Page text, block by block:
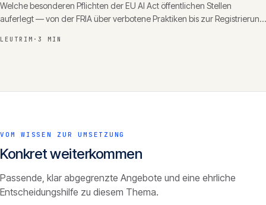
Welche besonderen Pflichten der EU AI Act öffentlichen Stellen
auferlegt — von der FRIA über verbotene Praktiken bis zur Registrierung
LEUTRIM · 3 MIN
VOM WISSEN ZUR UMSETZUNG
Konkret weiterkommen
Passende, klar abgegrenzte Angebote und eine ehrliche
Entscheidungshilfe zu diesem Thema.